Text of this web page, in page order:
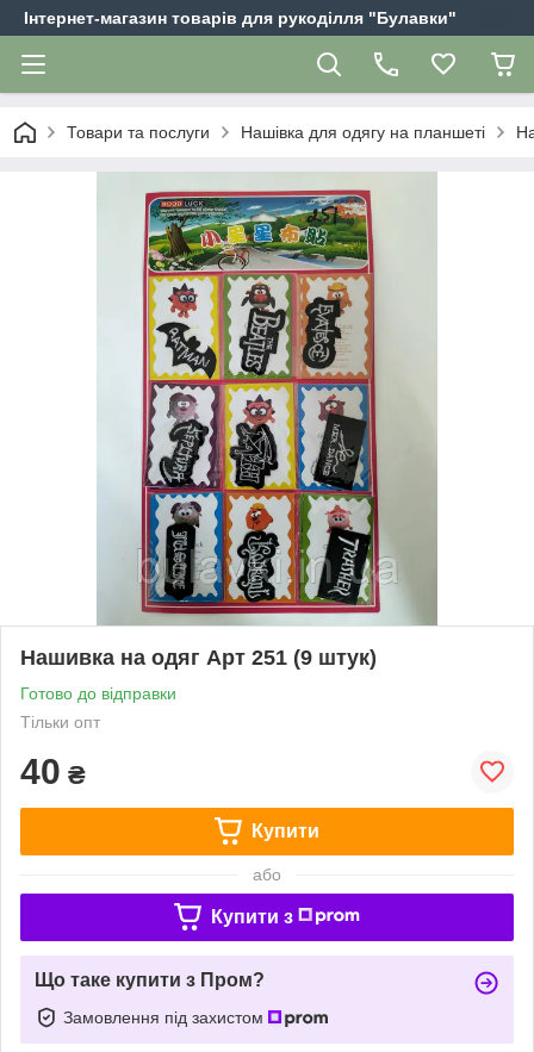
Інтернет-магазин товарів для рукоділля "Булавки"
Товари та послуги Нашівка для одягу на планшеті
Нашивка на одяг Арт 251 (9 штук)
Готово до відправки
Тільки опт
40 ₴
Купити
або
Купити з
Що таке купити з Пром?
Замовлення під захистом